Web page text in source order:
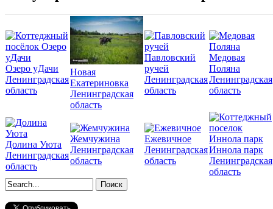
Озеро уДачи
Ленинградская
область
Новая
Екатериновка
Ленинградская
область
Павловский
ручей
Ленинградская
область
Медовая
Поляна
Ленинградская
область
Долина Уюта
Ленинградская
область
Жемчужина
Ленинградская
область
Ежевичное
Ленинградская
область
Иннола парк
Ленинградская
область
Форма поиска